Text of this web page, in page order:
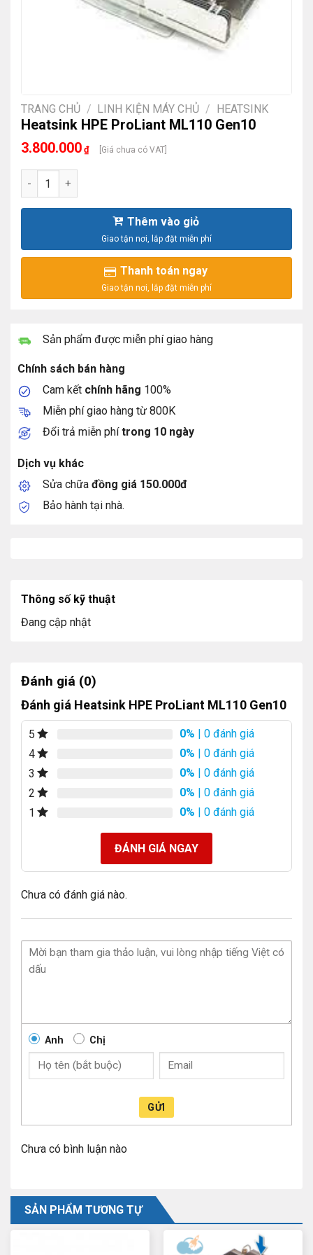
TRANG CHỦ / LINH KIỆN MÁY CHỦ / HEATSINK
Heatsink HPE ProLiant ML110 Gen10
3.800.000 ₫ [Giá chưa có VAT]
Heatsink HPE ProLiant ML110 Gen10 số lượng
Thêm vào giỏ
Thanh toán ngay
Sản phẩm được miễn phí giao hàng
Chính sách bán hàng
Cam kết chính hãng 100%
Miễn phí giao hàng từ 800K
Đổi trả miễn phítrong 10 ngày
Dịch vụ khác
Sửa chữa đồng giá 150.000đ
Bảo hành tại nhà.
Thông số kỹ thuật
Đang cập nhật
Đánh giá (0)
Đánh giá Heatsink HPE ProLiant ML110 Gen10
5 0% | 0 đánh giá
4
0% | 0 đánh giá
3
0% | 0 đánh giá
2
0% | 0 đánh giá
1
0% | 0 đánh giá
ĐÁNH GIÁ NGAY
Chưa có đánh giá nào.
Anh Chị
GỬI
Chưa có bình luận nào
SẢN PHẨM TƯƠNG TỰ